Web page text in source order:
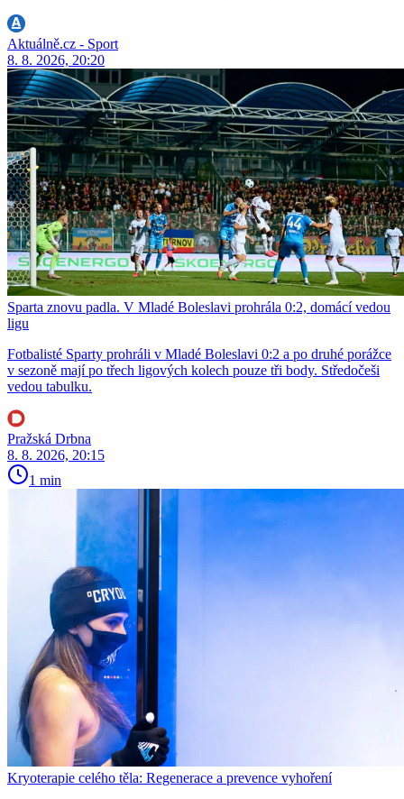
Aktuálně.cz - Sport
8. 8. 2026, 20:20
Sparta znovu padla. V Mladé Boleslavi prohrála 0:2, domácí vedou
ligu
Fotbalisté Sparty prohráli v Mladé Boleslavi 0:2 a po druhé porážce
v sezoně mají po třech ligových kolech pouze tři body. Středočeši
vedou tabulku.
Pražská Drbna
8. 8. 2026, 20:15
1 min
Kryoterapie celého těla: Regenerace a prevence vyhoření